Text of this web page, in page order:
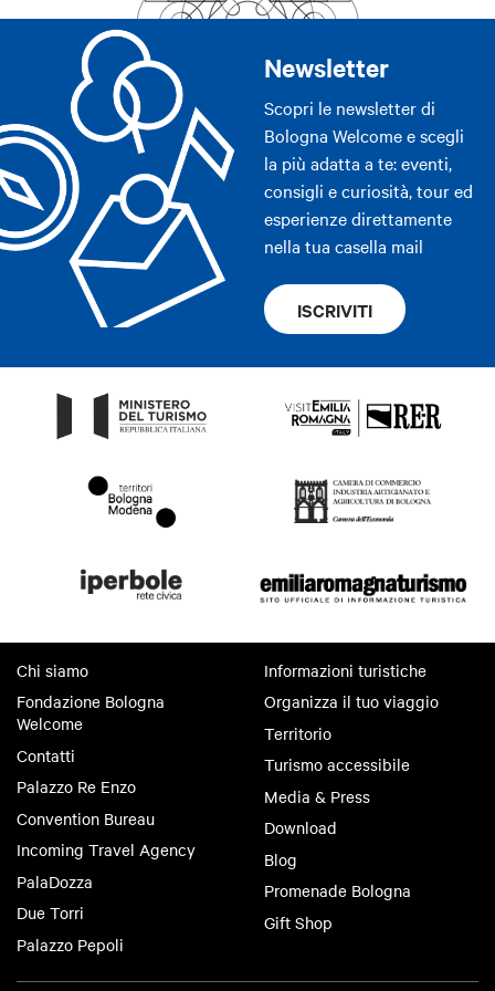
Cani al guinzaglio accettati tranne luglio e agosto
Newsletter
Scopri le newsletter di
Bologna Welcome e scegli
la più adatta a te: eventi,
consigli e curiosità, tour ed
esperienze direttamente
nella tua casella mail
ISCRIVITI
Chi siamo
Fondazione Bologna
Welcome
Contatti
Palazzo Re Enzo
Convention Bureau
Incoming Travel Agency
PalaDozza
Due Torri
Palazzo Pepoli
Informazioni turistiche
Organizza il tuo viaggio
Territorio
Turismo accessibile
Media & Press
Download
Blog
Promenade Bologna
Gift Shop